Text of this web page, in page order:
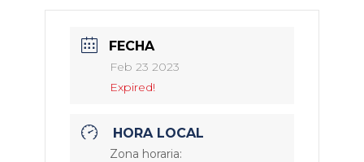
FECHA
Feb 23 2023
Expired!
HORA LOCAL
Zona horaria: